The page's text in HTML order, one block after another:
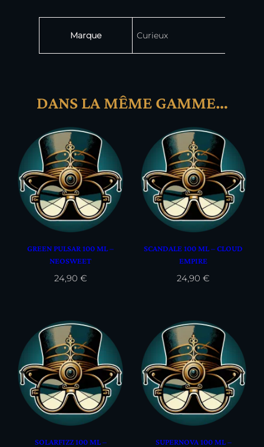
Marque
Curieux
DANS LA MÊME GAMME…
GREEN PULSAR 100 ML –
NEOSWEET
24,90 €
SCANDALE 100 ML – CLOUD
EMPIRE
24,90€
SOLARFIZZ 100 ML –
SUPERNOVA 100 ML –